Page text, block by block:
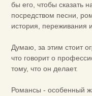
бы его, чтобы сказать
посредством песни,
история, переживания и
Думаю, за этим стоит
что говорит о
тому, что он делает.
Романсы - особенный